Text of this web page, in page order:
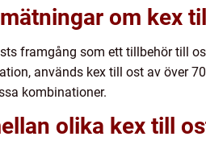
om kex
framgång som ett tillbehör till
används kex till ost av över
kombinationer.
olika kex till